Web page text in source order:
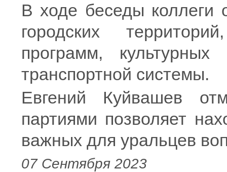
В ходе беседы коллеги
городских
программ,
транспортной системы.
Евгений Куйвашев
партиями позволяет
важных для уральцев
07 Сентября 2023